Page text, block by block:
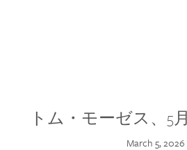
トム・モーゼス、5
March 5, 2026